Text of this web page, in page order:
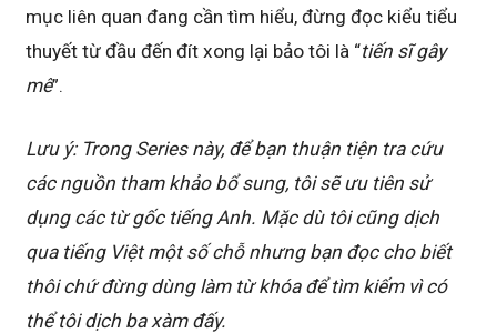
mục liên quan đang cần tìm hiểu, đừng đọc kiểu tiểu
thuyết từ đầu đến đít xong lại bảo tôi là “tiến sĩ gây
mê”.
Lưu ý: Trong Series này, để bạn thuận tiện tra cứu
các nguồn tham khảo bổ sung, tôi sẽ ưu tiên sử
dụng các từ gốc tiếng Anh. Mặc dù tôi cũng dịch
qua tiếng Việt một số chỗ nhưng bạn đọc cho biết
thôi chứ đừng dùng làm từ khóa để tìm kiếm vì có
thể tôi dịch ba xàm đấy.